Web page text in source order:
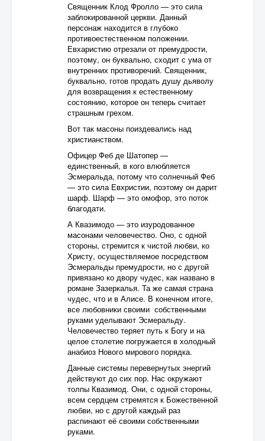
Священник Клод Фролло — это сила
заблокированной церкви. Данный
персонаж находится в глубоко
противоестественном положении.
Евхаристию отрезали от премудрости,
поэтому, он буквально, сходит с ума от
внутренних противоречий. Священник,
буквально, готов продать душу дьяволу
для возвращения к естественному
состоянию, которое он теперь считает
страшным грехом.
Вот так масоны поиздевались над
христианством.
Офицер Феб де Шатопер —
единственный, в кого влюбляется
Эсмеральда, потому что солнечный Феб
— это сила Евхристии, поэтому он дарит
шарф. Шарф — это омофор, это поток
благодати.
А Квазимодо — это изуродованное
масонами человечество. Оно, с одной
стороны, стремится к чистой любви, ко
Христу, осуществляемое посредством
Эсмеральды премудрости, но с другой
привязано ко двору чудес, как названо в
романе Зазеркалья. Та же самая страна
чудес, что и в Алисе. В конечном итоге,
все любовники своими собственными
руками уделывают Эсмеральду.
Человечество теряет путь к Богу и на
целое столетие погружается в холодный
анабиоз Нового мирового порядка.
Данные системы перевернутых энергий
действуют до сих пор. Нас окружают
толпы Квазимод. Они, с одной стороны,
всем сердцем стремятся к Божественной
любви, но с другой каждый раз
распинают её своими собственными
руками.